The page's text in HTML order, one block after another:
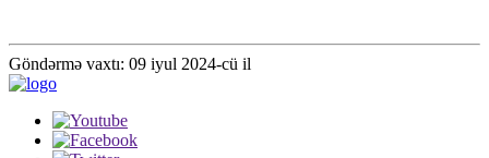
Göndərmə vaxtı: 09 iyul 2024-cü il